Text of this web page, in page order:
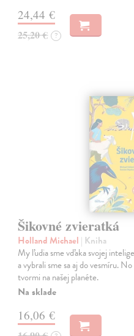
24,44 €
25,20 € ?
Šikovné zvieratká
Holland Michael | Kniha
My ľudia sme vďaka svojej
a vybrali sme sa aj do vesmíru.
tvormi na našej planéte.
Na sklade
16,06 €